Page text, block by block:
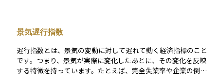
業、投資家が政策判断や経済戦略を考える際の重要な参考材料
となります。たとえば、株価の上昇や受注の増加が続けば、数
か月後に景気が上向く可能性があると推測されます。 資産運用
の現場でも、先行指数は景気の転換点を予測するためのヒント
として活用され、株式や債券、不動産などの投資判断に役立て
景気遅行指数
遅行指数とは、景気の変動に対して遅れて動く経済指標のこと
です。つまり、景気が実際に変化したあとに、その変化を反映
する特徴を持っています。たとえば、完全失業率や企業の倒産